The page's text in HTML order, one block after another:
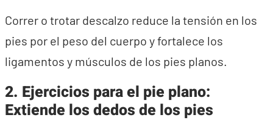
Correr o trotar descalzo reduce la tensión en los
pies por el peso del cuerpo y fortalece los
ligamentos y músculos de los pies planos.
2. Ejercicios para el pie plano:
Extiende los dedos de los pies